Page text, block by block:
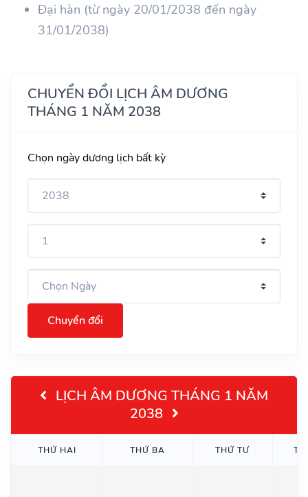
Đại hàn (từ ngày 20/01/2038 đến ngày
31/01/2038)
CHUYỂN ĐỔI LỊCH ÂM DƯƠNG
THÁNG 1 NĂM 2038
Chọn ngày dương lịch bất kỳ
Chuyển đổi
LỊCH ÂM DƯƠNG THÁNG 1 NĂM
2038
THỨ HAI THỨ BA THỨ TƯ